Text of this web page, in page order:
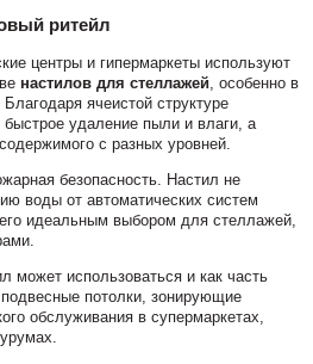
ритейл
центры и гипермаркеты используют
настилов для стеллажей, особенно в
ячеистой структуре
быстрое удаление пыли и влаги, а
с разных уровней.
безопасность. Настил не
воды от автоматических систем
идеальным выбором для стеллажей,
может использоваться и как часть
подвесные потолки, зонирующие
обслуживания в супермаркетах,